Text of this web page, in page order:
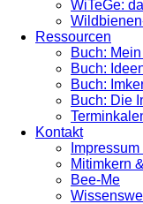
WiTeGe:
Ressourcen
Buch:
Buch:
Buch:
Buch: Die
Kontakt
Mitimkern
Bee-Me